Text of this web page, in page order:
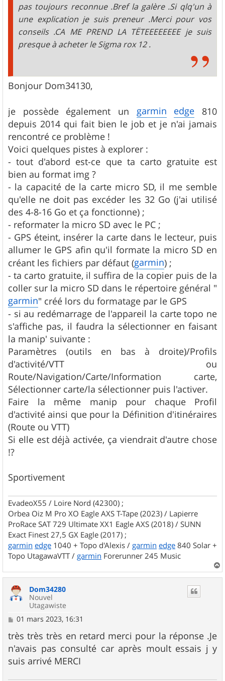
pas toujours reconnue .Bref la galère .Si qlq'un à
une explication je suis preneur .Merci pour vos
conseils .CA ME PREND LA TËTEEEEEEEE je suis
presque à acheter le Sigma rox 12 .
Bonjour Dom34130,
je possède également un garmin edge 810
depuis 2014 qui fait bien le job et je n'ai jamais
rencontré ce problème !
Voici quelques pistes à explorer :
- tout d'abord est-ce que ta carto gratuite est
bien au format img ?
- la capacité de la carte micro SD, il me semble
qu'elle ne doit pas excéder les 32 Go (j'ai utilisé
des 4-8-16 Go et ça fonctionne) ;
- reformater la micro SD avec le PC ;
- GPS éteint, insérer la carte dans le lecteur, puis
allumer le GPS afin qu'il formate la micro SD en
créant les fichiers par défaut (garmin) ;
- ta carto gratuite, il suffira de la copier puis de la
coller sur la micro SD dans le répertoire général "
garmin" créé lors du formatage par le GPS
- si au redémarrage de l'appareil la carte topo ne
s'affiche pas, il faudra la sélectionner en faisant
la manip' suivante :
Paramètres (outils en bas à droite)/Profils
d'activité/VTT ou
Route/Navigation/Carte/Information carte,
Sélectionner carte/la sélectionner puis l'activer.
Faire la même manip pour chaque Profil
d'activité ainsi que pour la Définition d'itinéraires
(Route ou VTT)
Si elle est déjà activée, ça viendrait d'autre chose
!?
Sportivement
EvadeoX55 / Loire Nord (42300) ;
Orbea Oiz M Pro XO Eagle AXS T-Tape (2023) / Lapierre
ProRace SAT 729 Ultimate XX1 Eagle AXS (2018) / SUNN
Exact Finest 27,5 GX Eagle (2017) ;
garmin edge 1040 + Topo d'Alexis / garmin edge 840 Solar +
Topo UtagawaVTT / garmin Forerunner 245 Music
a
Dom34280
Nouvel
Utagawiste
M
s
s
a
g
e
01 mars 2023, 16:31
très très très en retard merci pour la réponse .Je
n'avais pas consulté car après moult essais j y
suis arrivé MERCI